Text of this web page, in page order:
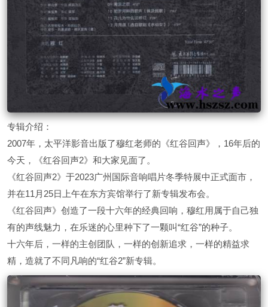
专辑介绍：
​​​2007年，太平洋影音出版了穆红老师的《红谷回声》，16年后的
今天，《红谷回声2》和大家见面了。
《红谷回声2》于2023广州国际音响唱片冬季特展中正式面市，
并在11月25日上午在东方宾馆举行了新专辑发布会。
《红谷回声》创造了一段十六年的经典回响，穆红用属于自己独
有的声线魅力，在乐迷的心里种下了一颗叫“红谷”的种子。
十六年后，一样的主创团队，一样的创新追求，一样的精益求
精，造就了不同凡响的“红谷2”新专辑。